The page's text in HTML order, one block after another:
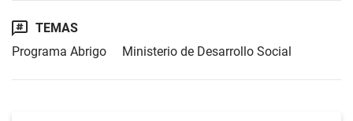
TEMAS
Programa Abrigo
Ministerio de Desarrollo Social